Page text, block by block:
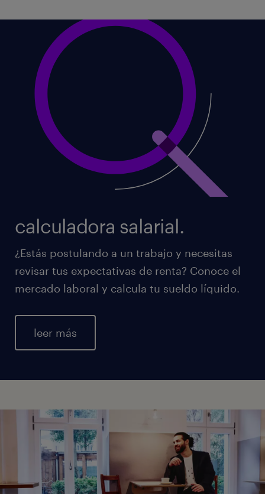
calculadora salarial.
¿Estás postulando a un trabajo y necesitas
revisar tus expectativas de renta? Conoce el
mercado laboral y calcula tu sueldo líquido.
leer más